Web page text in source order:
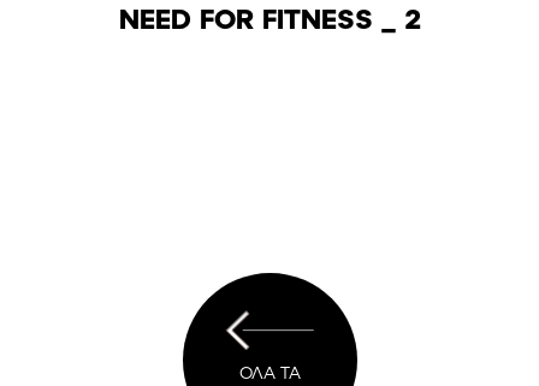
NEED FOR FITNESS _ 2
ΟΛΑ ΤΑ